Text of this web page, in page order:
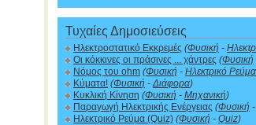
Τυχαίες Δημοσιεύσεις
Ηλεκτροστατικό Εκκρεμές (Φυσική -
Οι κόκκινες οι πράσινες ... χάντρες (Φυσική
Νόμος του ohm (Φυσική - Ηλεκτρικό Ρεύμα
Κύματα! (Φυσική -Διάφορα)
Κυκλική Κίνηση (Φυσική - Μηχανική)
Παραγωγή Ηλεκτρικής Ενέργειας (Φυσική -
Ηλεκτρικό Ρεύμα (Quiz) (Φυσική - Quiz)